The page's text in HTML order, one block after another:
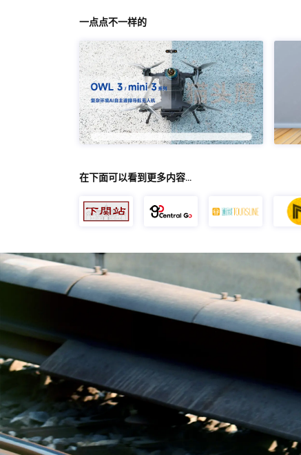
一点点不一样的
在下面可以看到更多内容…